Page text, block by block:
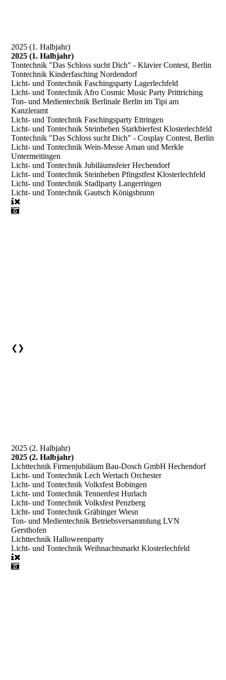
2025 (1. Halbjahr)
2025 (1. Halbjahr)
Tontechnik "Das Schloss sucht Dich" - Klavier Contest, Berlin
Tontechnik Kinderfasching Nordendorf
Licht- und Tontechnik Faschingsparty Lagerlechfeld
Licht- und Tontechnik Afro Cosmic Music Party Prittriching
Ton- und Medientechnik Berlinale Berlin im Tipi am
Kanzleramt
Licht- und Tontechnik Faschingsparty Ettringen
Licht- und Tontechnik Steinheben Starkbierfest Klosterlechfeld
Tontechnik "Das Schloss sucht Dich" - Cosplay Contest, Berlin
Licht- und Tontechnik Wein-Messe Aman und Merkle
Untermeitingen
Licht- und Tontechnik Jubiläumsfeier Hechendorf
Licht- und Tontechnik Steinheben Pfingstfest Klosterlechfeld
Licht- und Tontechnik Stadlparty Langerringen
Licht- und Tontechnik Gautsch Königsbrunn
❮ ❯
2025 (2. Halbjahr)
2025 (2. Halbjahr)
Lichttechnik Firmenjubiläum Bau-Dosch GmbH Hechendorf
Licht- und Tontechnik Lech Wertach Orchester
Licht- und Tontechnik Volksfest Bobingen
Licht- und Tontechnik Tennenfest Hurlach
Licht- und Tontechnik Volksfest Penzberg
Licht- und Tontechnik Gräbinger Wiesn
Ton- und Medientechnik Betriebsversammlung LVN
Gersthofen
Lichttechnik Halloweenparty
Licht- und Tontechnik Weihnachtsmarkt Klosterlechfeld